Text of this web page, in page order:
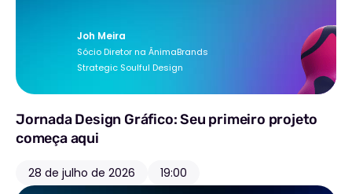
Joh Meira
Sócio Diretor na ÂnimaBrands
Strategic Soulful Design
Jornada Design Gráfico: Seu primeiro projeto
começa aqui
28 de julho de 2026 19:00